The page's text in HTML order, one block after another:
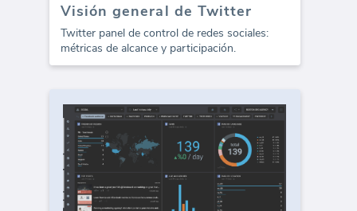
Visión general de Twitter
Twitter panel de control de redes sociales:
métricas de alcance y participación.